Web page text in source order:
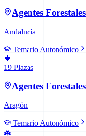
Agentes Forestales
Andalucía
Temario Autonómico
🍁
19 Plazas
Agentes Forestales
Aragón
Temario Autonómico
☘️